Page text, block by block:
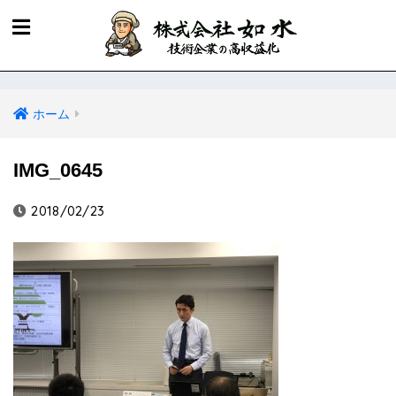
ホーム
IMG_0645
2018/02/23